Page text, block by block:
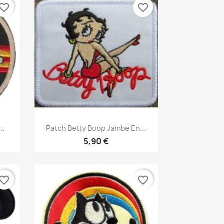
Aperçu rapide
Patch Betty Boop Jambe En...
5,90 €
favorite_border
favorite_border